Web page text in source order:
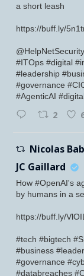
a short leash
https://buff.ly/
#ITOps #digital
#leadership
#governance
#AgenticAI
2
Nicolas
JC Gaillard
How #OpenAI's
by humans in a
https://buff.ly/
#tech #bigtech
#business
#governance
#databreaches